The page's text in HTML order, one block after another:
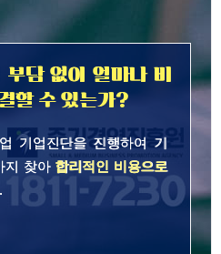
담 없이 얼마나 비
할 수 있는가?
기업진단을 진행하여 기
지 찾아 합리적인 비용으로